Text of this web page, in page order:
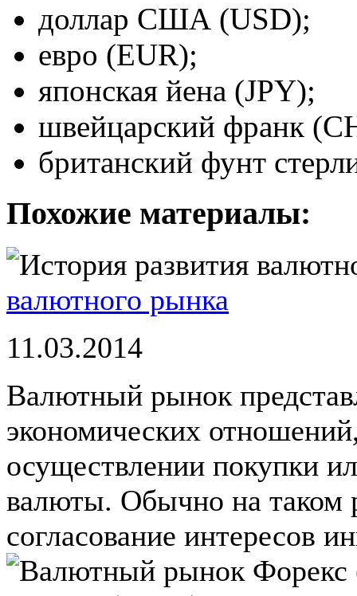
доллар США (USD);
евро (EUR);
японская йена (JPY);
швейцарский франк
британский фунт
Похожие материалы:
валютного рынка
11.03.2014
Валютный рынок
экономических
осуществлении покупки
валюты. Обычно на таком
согласование интересов